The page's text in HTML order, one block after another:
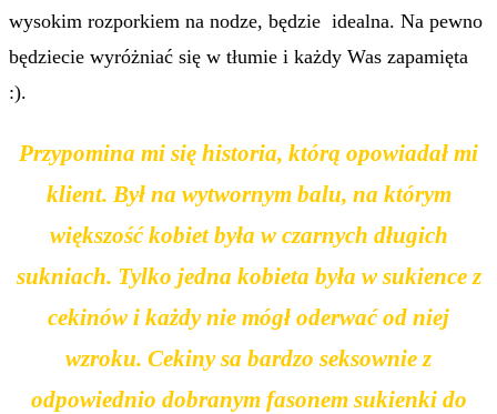
wysokim rozporkiem na nodze, będzie idealna. Na pewno
będziecie wyróżniać się w tłumie i każdy Was zapamięta
:).
Przypomina mi się historia, którą opowiadał mi
klient. Był na wytwornym balu, na którym
większość kobiet była w czarnych długich
sukniach. Tylko jedna kobieta była w sukience z
cekinów i każdy nie mógł oderwać od niej
wzroku. Cekiny sa bardzo seksownie z
odpowiednio dobranym fasonem sukienki do